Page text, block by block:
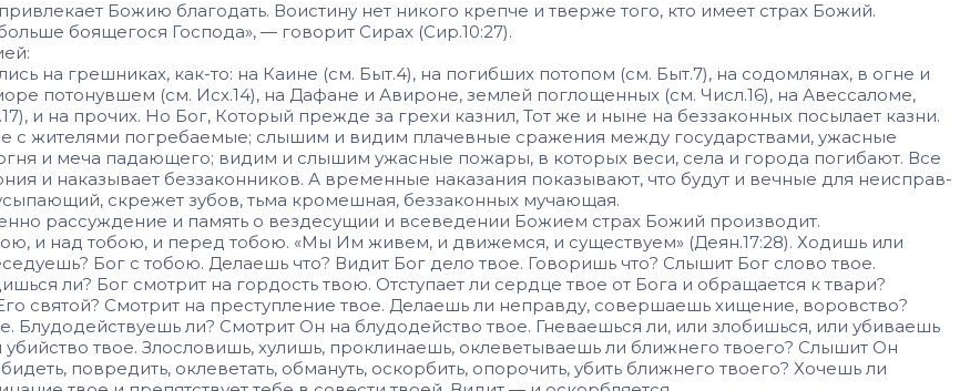
Божию благодать. Воистину нет никого крепче и тверже того, кто имеет страх Божий.
бояще­гося Господа», — говорит Сирах (Сир.10:27).
на грешниках, как-то: на Каине (см. Быт.4), на погибших потопом (см. Быт.7), на содомлянах, в огне и
потонувшем (см. Исх.14), на Дафане и Авироне, землей поглощенных (см. Числ.16), на Авессаломе,
и на прочих. Но Бог, Который прежде за грехи казнил, Тот же и ныне на беззаконных посылает казни.
с жителями погребаемые; слышим и видим пла­чевные сражения между государствами, ужасные
и меча падающего; видим и слышим ужасные пожары, в которых веси, села и города погибают. Все
и наказы­вает беззаконников. А временные наказания показывают, что будут и вечные для неисправ­
скрежет зубов, тьма кро­мешная, беззаконных мучающая.
рассуждение и память о вездесущии и всеведении Божием страх Божий производит.
и над тобою, и пе­ред тобою. «Мы Им живем, и движемся, и суще­ствуем» (Деян.17:28). Ходишь или
Бог с то­бою. Делаешь что? Видит Бог дело твое. Говоришь что? Слышит Бог слово твое.
ли? Бог смотрит на гордость твою. Отступает ли сердце твое от Бога и обраща­ется к твари?
святой? Смот­рит на преступление твое. Делаешь ли неправду, совершаешь хище­ние, воровство?
ли? Смотрит Он на блудодейство твое. Гневаешься ли, или злобишься, или убива­ешь
твое. Злословишь, хулишь, проклинаешь, оклеветываешь ли ближнего твоего? Слышит Он
повредить, оклеве­тать, обмануть, оскорбить, опорочить, убить ближнего твоего? Хочешь ли